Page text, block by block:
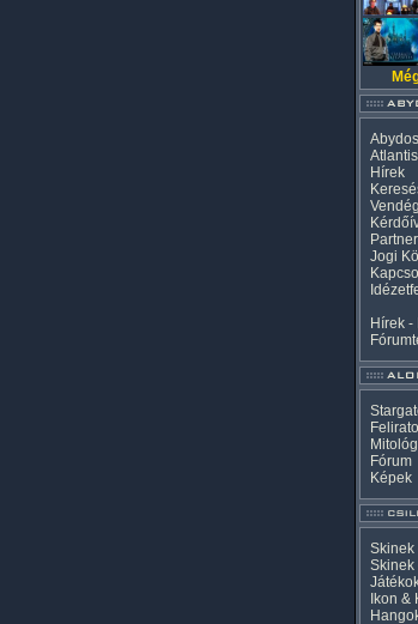
Hírek
Jogi
Hírek -
Fórum
Képek
Skinek
Skinek
Ikon &